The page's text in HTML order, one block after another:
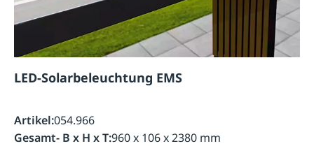
LED-Solarbeleuchtung EMS
Artikel:054.966
Gesamt- B x H x T:960 x 106 x 2380 mm